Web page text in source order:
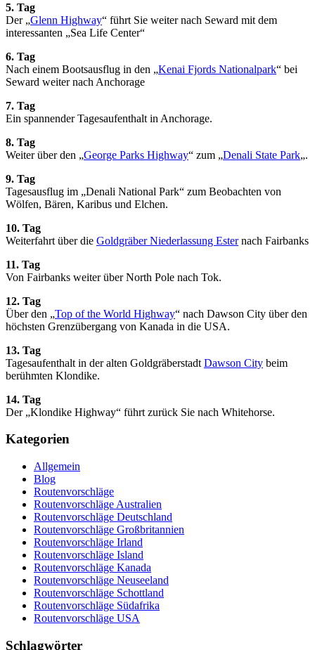
5. Tag
Der „Glenn Highway“ führt Sie weiter nach Seward mit dem
interessanten „Sea Life Center“
6. Tag
Nach einem Bootsausflug in den „Kenai Fjords Nationalpark“ bei
Seward weiter nach Anchorage
7. Tag
Ein spannender Tagesaufenthalt in Anchorage.
8. Tag
Weiter über den „George Parks Highway“ zum „Denali State Park„.
9. Tag
Tagesausflug im „Denali National Park“ zum Beobachten von
Wölfen, Bären, Karibus und Elchen.
10. Tag
Weiterfahrt über die Goldgräber Niederlassung Esternach Fairbanks
11. Tag
Von Fairbanks weiter über North Pole nach Tok.
12. Tag
Über den „Top of the World Highway“ nach Dawson City über den
höchsten Grenzübergang von Kanada in die USA.
13. Tag
Tagesaufenthalt in der alten Goldgräberstadt Dawson City beim
berühmten Klondike.
14. Tag
Der „Klondike Highway“ führt zurück Sie nach Whitehorse.
Kategorien
Allgemein
Blog
Routenvorschläge
Routenvorschläge Australien
Routenvorschläge Deutschland
Routenvorschläge Großbritannien
Routenvorschläge Irland
Routenvorschläge Island
Routenvorschläge Kanada
Routenvorschläge Neuseeland
Routenvorschläge Schottland
Routenvorschläge Südafrika
Routenvorschläge USA
Schlagwörter